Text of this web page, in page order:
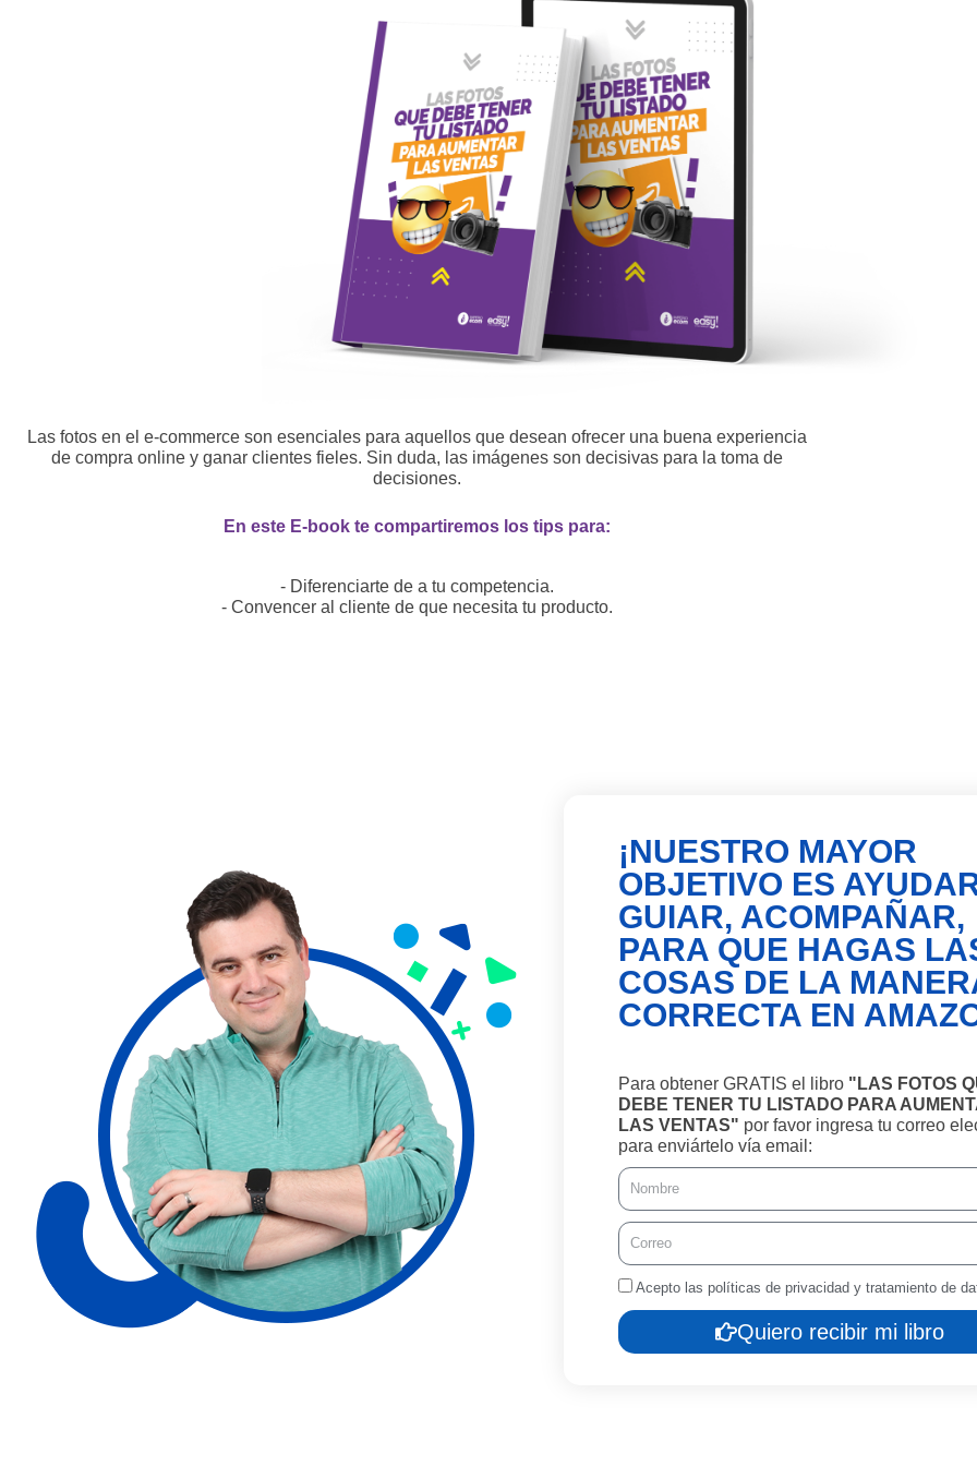
Las fotos en el e-commerce son esenciales para aquellos que desean ofrecer una buena experiencia
de compra online y ganar clientes fieles. Sin duda, las imágenes son decisivas para la toma de
decisiones.
En este E-book te compartiremos los tips para:
- Diferenciarte de a tu competencia.
- Convencer al cliente de que necesita tu producto.
¡NUESTRO MAYOR
OBJETIVO ES
GUIAR, ACOMPAÑAR,
PARA QUE HAGAS
COSAS DE LA
CORRECTA EN
Para obtener GRATIS el libro "LAS FOTOS
DEBE TENER TU LISTADO PARA
LAS VENTAS" por favor ingresa tu correo
para enviártelo vía email:
N
o
m
e
C
o
r
e
o
Acepto las políticas de privacidad y tratamiento de
Quiero recibir mi libro